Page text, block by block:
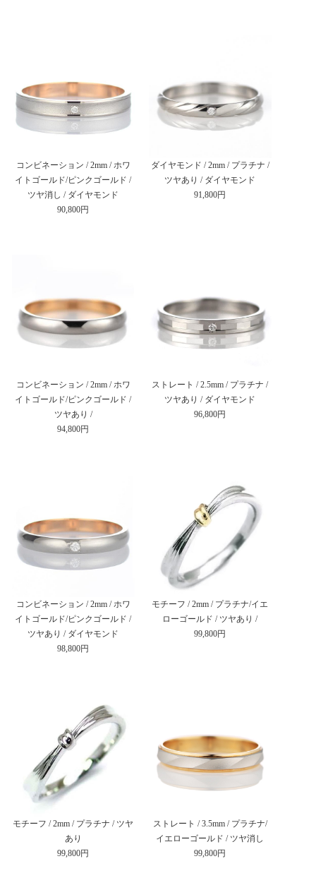
ダイヤモンド / 2mm / プラチナ /
ツヤあり / ダイヤモンド
91,800円
ストレート / 2.5mm / プラチナ /
ツヤあり / ダイヤモンド
96,800円
コンビネーション / 2mm / ホワ
イトゴールド/ピンクゴールド /
ツヤ消し / ダイヤモンド
90,800円
コンビネーション / 2mm / ホワ
イトゴールド/ピンクゴールド /
ツヤあり /
94,800円
モチーフ / 2mm / プラチナ/イエ
ローゴールド / ツヤあり /
99,800円
モチーフ / 2mm / プラチナ / ツヤ
あり
99,800円
ストレート / 3.5mm / プラチナ/
イエローゴールド / ツヤ消し
99,800円
コンビネーション / 2mm / ホワ
イトゴールド/ピンクゴールド /
ツヤあり / ダイヤモンド
98,800円